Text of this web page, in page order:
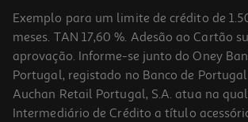
Exemplo para um limite de crédito de
meses. TAN 17,60 %. Adesão ao Cartão
aprovação. Informe-se junto do Oney
Portugal, registado no Banco de Portugal
Auchan Retail Portugal, S.A. atua na
Intermediário de Crédito a título